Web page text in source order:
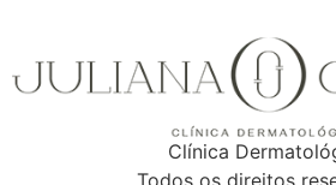
Clínica